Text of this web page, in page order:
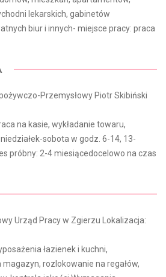
lekarskich, gabinetów
biur i innych- miejsce pracy: praca
Przemysłowy Piotr Skibiński
na kasie, wykładanie towaru,
sobota w godz. 6-14, 13-
próbny: 2-4 miesiącedocelowo na czas
Urząd Pracy w Zgierzu Lokalizacja:
łazienek i kuchni,
rozlokowanie na regałów,